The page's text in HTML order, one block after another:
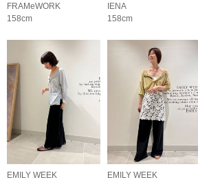
FRAMeWORK
158cm
IENA
158cm
EMILY WEEK EMILY WEEK